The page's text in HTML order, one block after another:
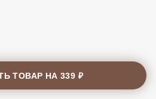
ТОВАР НА339 ₽